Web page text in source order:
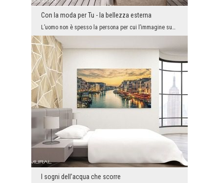
Con la moda per Tu - la bellezza esterna
I sogni dell’acqua che scorre